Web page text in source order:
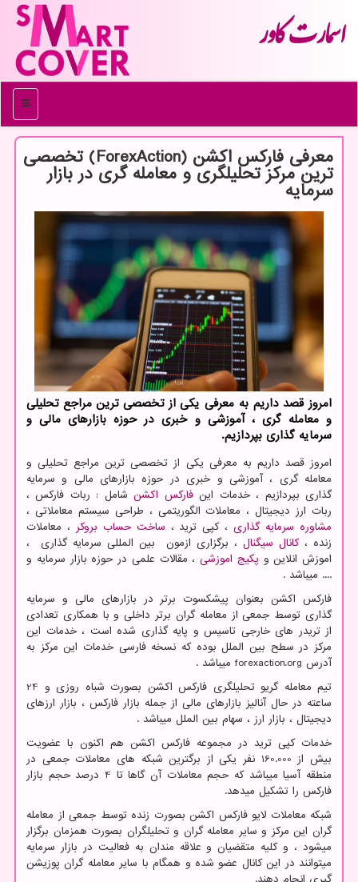
اسمارت كاور
منو
معرفی فارکس اکشن (ForexAction) تخصصی
ترین مرکز تحلیلگری و معامله گری در بازار
سرمایه
امروز قصد داریم به معرفی یکی از تخصصی ترین مراجع تحلیلی
و معامله گری ، آموزشی و خبری در حوزه بازارهای مالی و
سرمایه گذاری بپردازیم.
امروز قصد داریم به معرفی یکی از تخصصی ترین مراجع تحلیلی و
معامله گری ، آموزشی و خبری در حوزه بازارهای مالی و سرمایه
گذاری بپردازیم ، خدمات اینفارکس اکشنشامل : ربات فارکس ،
ربات ارز دیجیتال ، معاملات الگوریتمی ، طراحی سیستم معاملاتی ،
مشاوره سرمایه گذاری، کپی ترید ، ساخت حساب بروکر ، معاملات
زنده ،کانال سیگنال ، برگزاری ازمون بین المللی سرمایه گذاری ،
اموزش انلاین و پکیج اموزشی ، مقالات علمی در حوزه بازار سرمایه و
.... میباشد .
فارکس اکشن بعنوان پیشکسوت برتر در بازارهای مالی و سرمایه
گذاری توسط جمعی از معامله گران برتر داخلی و با همکاری تعدادی
از تریدر های خارجی تاسیس و پایه گذاری شده است ، خدمات این
مرکز در سطح بین الملل بوده که نسخه فارسی خدمات این مرکز به
آدرس forexaction.org میباشد .
تیم معامله گریو تحلیلگری فارکس اکشن بصورت شباه روزی و 24
ساعته در حال آنالیز بازارهای مالی از جمله بازار فارکس ، بازار ارزهای
دیجیتال ، بازار ارز ، سهام بین الملل میباشد .
خدمات کپی ترید در مجموعه فارکس اکشن هم اکنون با عضویت
بیش از 160.000 نفر یکی از برگترین شبکه های معاملات جمعی در
منطقه آسیا میباشد که حجم معاملات آن گاها تا 4 درصد حجم بازار
فارکس را تشکیل میدهد.
شبکه معاملات لایو فارکس اکشن بصورت زنده توسط جمعی از معامله
گران این مرکز و سایر معامله گران و تحلیلگران بصورت همزمان برگزار
میشود ، و کلیه متقضیان و علاقه مندان به فعالیت در بازار سرمایه
میتوانند در این کانال عضو شده و همگام با سایر معامله گران پوزیشن